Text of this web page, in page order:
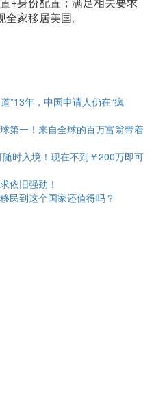
家移居美国。
”13年，中国申请人仍在“疯
第一！来自全球的百万富翁带着
时入境！现在不到￥200万即可
依旧强劲！
民到这个国家还值得吗？